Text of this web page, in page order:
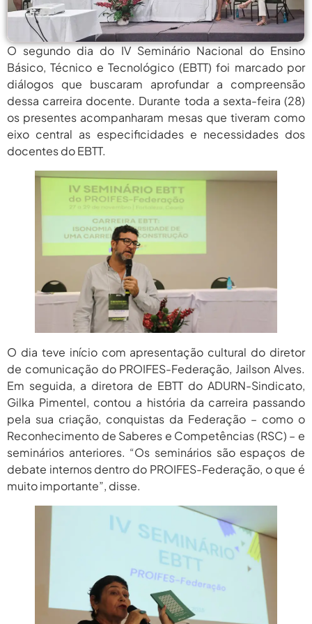
MEC Autoriza 937 Novos Cargos Em
Institutos Federais...
agosto 6,
2026
Balanço Da 78ª SBPC: Na Primeira
Participação, PROIFES...
agosto
6, 2026
Profissionais De...
agosto 6,
MEC Autoriza 937 Novos Cargos Em
Institutos Federais...
Balanço Da 78ª SBPC: Na Primeira
Participação, PROIFES...
6 De Agosto: Dia Nacional Dos
Profissionais De...
2026
PROIFES Celebra Os 58 Anos Da
APUB...
2026
MEC Autoriza 937 Novos Cargos Em
Institutos Federais...
agosto 6,
2026
O segundo dia do IV Seminário Nacional do Ensino
Básico, Técnico e Tecnológico (EBTT) foi marcado por
diálogos que buscaram aprofundar a compreensão
dessa carreira docente. Durante toda a sexta-feira (28)
os presentes acompanharam mesas que tiveram como
eixo central as especificidades e necessidades dos
docentes do EBTT.
O dia teve início com apresentação cultural do diretor
de comunicação do PROIFES-Federação, Jailson Alves.
Em seguida, a diretora de EBTT do ADURN-Sindicato,
Gilka Pimentel, contou a história da carreira passando
pela sua criação, conquistas da Federação – como o
Reconhecimento de Saberes e Competências (RSC) – e
seminários anteriores. “Os seminários são espaços de
debate internos dentro do PROIFES-Federação, o que é
muito importante”, disse.